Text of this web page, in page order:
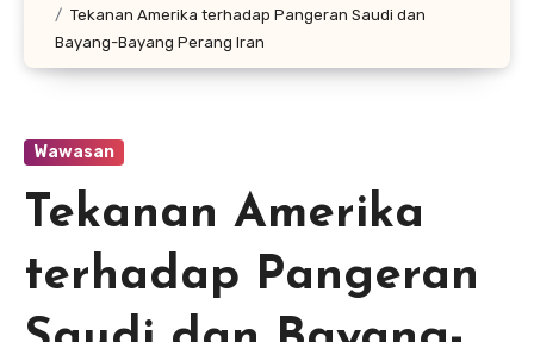
Tekanan Amerika terhadap Pangeran Saudi dan
Bayang-Bayang Perang Iran
Wawasan
Tekanan Amerika
terhadap Pangeran